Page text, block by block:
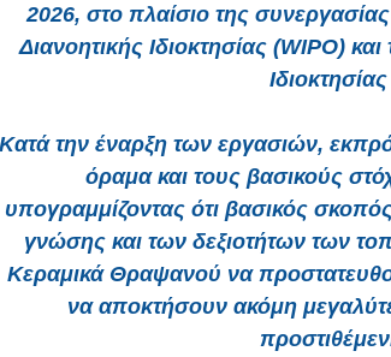
2026, στο πλαίσιο της
Διανοητικής Ιδιοκτησίας (WIPO)
Κατά την έναρξη των εργασιών,
όραμα και τους βασικούς
υπογραμμίζοντας ότι βασικός
γνώσης και των δεξιοτήτων των
Κεραμικά Θραψανού να
να αποκτήσουν ακόμη